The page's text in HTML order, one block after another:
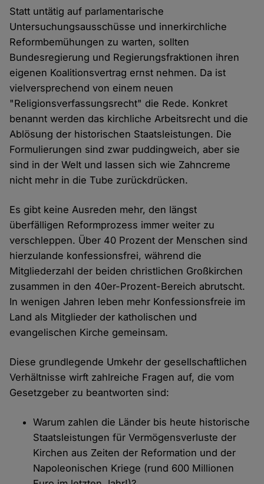
Statt untätig auf parlamentarische
Untersuchungsausschüsse und innerkirchliche
Reformbemühungen zu warten, sollten
Bundesregierung und Regierungsfraktionen ihren
eigenen Koalitionsvertrag ernst nehmen. Da ist
vielversprechend von einem neuen
"Religionsverfassungsrecht" die Rede. Konkret
benannt werden das kirchliche Arbeitsrecht und die
Ablösung der historischen Staatsleistungen. Die
Formulierungen sind zwar puddingweich, aber sie
sind in der Welt und lassen sich wie Zahncreme
nicht mehr in die Tube zurückdrücken.
Es gibt keine Ausreden mehr, den längst
überfälligen Reformprozess immer weiter zu
verschleppen. Über 40 Prozent der Menschen sind
hierzulande konfessionsfrei, während die
Mitgliederzahl der beiden christlichen Großkirchen
zusammen in den 40er-Prozent-Bereich abrutscht.
In wenigen Jahren leben mehr Konfessionsfreie im
Land als Mitglieder der katholischen und
evangelischen Kirche gemeinsam.
Diese grundlegende Umkehr der gesellschaftlichen
Verhältnisse wirft zahlreiche Fragen auf, die vom
Gesetzgeber zu beantworten sind:
Warum zahlen die Länder bis heute historische
Staatsleistungen für Vermögensverluste der
Kirchen aus Zeiten der Reformation und der
Napoleonischen Kriege (rund 600 Millionen